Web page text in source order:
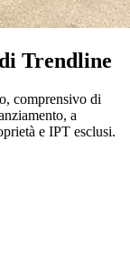
Trendline
comprensivo di
a
e IPT esclusi.